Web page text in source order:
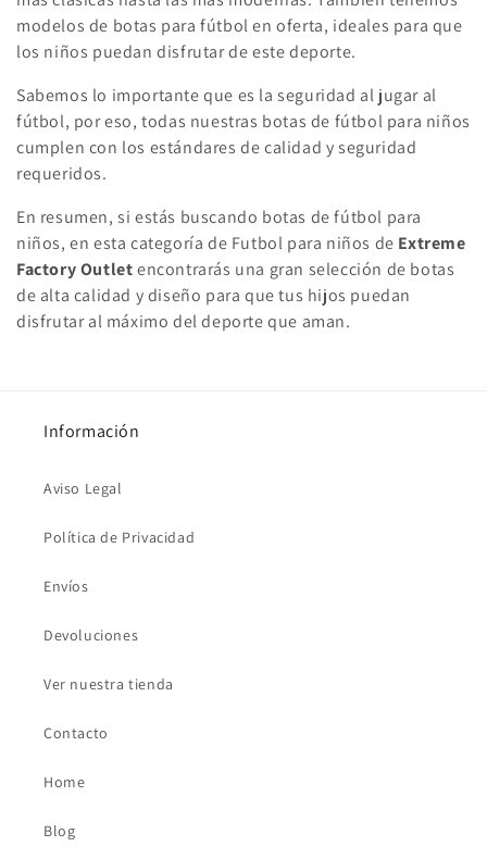
modelos de botas para fútbol en oferta, ideales para que
los niños puedan disfrutar de este deporte.
Sabemos lo importante que es la seguridad al jugar al
fútbol, por eso, todas nuestras botas de fútbol para niños
cumplen con los estándares de calidad y seguridad
requeridos.
En resumen, si estás buscando botas de fútbol para
niños, en esta categoría de Futbol para niños de Extreme
Factory Outletencontrarás una gran selección de botas
de alta calidad y diseño para que tus hijos puedan
disfrutar al máximo del deporte que aman.
Información
Aviso Legal
Política de Privacidad
Envíos
Devoluciones
Ver nuestra tienda
Contacto
Home
Blog